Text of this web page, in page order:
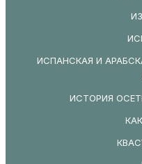
ИСПАНСКАЯ И
ИСТОРИЯ